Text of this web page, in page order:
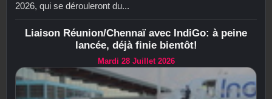
2026, qui se dérouleront du...
Liaison Réunion/Chennaï avec IndiGo: à peine
lancée, déjà finie bientôt!
Mardi 28 Juillet 2026